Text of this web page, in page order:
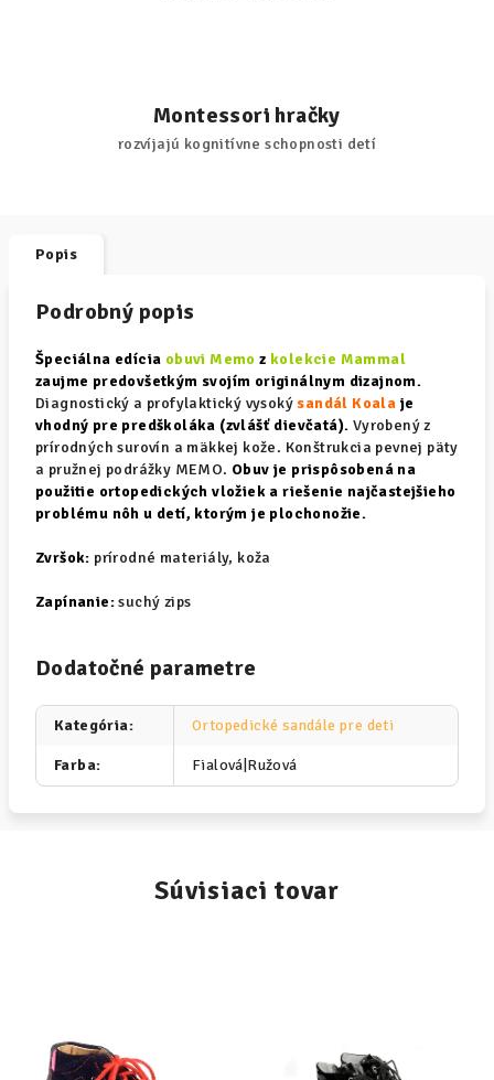
Montessori hračky
rozvíjajú kognitívne schopnosti detí
Popis
Podrobný popis
Špeciálna edícia obuvi Memo z kolekcie Mammal
zaujme predovšetkým svojím originálnym dizajnom.
Diagnostický a profylaktický vysoký sandál Koala je
vhodný pre predškoláka (zvlášť dievčatá). Vyrobený z
prírodných surovín a mäkkej kože. Konštrukcia pevnej päty
a pružnej podrážky MEMO. Obuv je prispôsobená na
použitie ortopedických vložiek a riešenie najčastejšieho
problému nôh u detí, ktorým je plochonožie.
Zvršok: prírodné materiály, koža
Zapínanie:suchý zips
Dodatočné parametre
Kategória: Ortopedické sandále pre deti
Farba: Fialová|Ružová
Súvisiaci tovar